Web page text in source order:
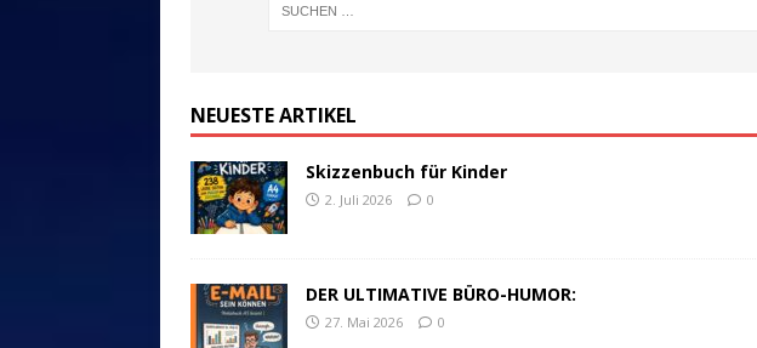
NEUESTE ARTIKEL
Skizzenbuch für Kinder
2. Juli 2026 0
DER ULTIMATIVE BÜRO-HUMOR:
27. Mai 2026 0